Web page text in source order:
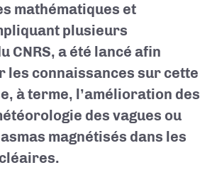
mathématiques et
plusieurs
CNRS, a été lancé afin
les connaissances sur cette
à terme, l’amélioration des
des vagues ou
magnétisés dans les